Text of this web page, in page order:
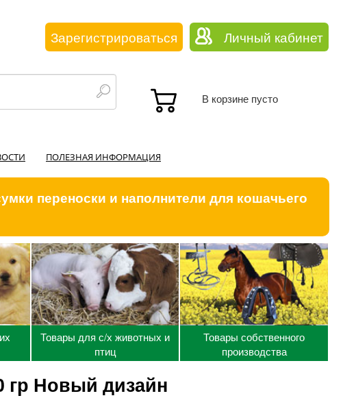
Зарегистрироваться Личный кабинет
В корзине пусто
ПОЛЕЗНАЯ ИНФОРМАЦИЯ
переноски и наполнители для кошачьего
Товары для с/х животных и
птиц
Товары собственного
производства
гр Новый дизайн